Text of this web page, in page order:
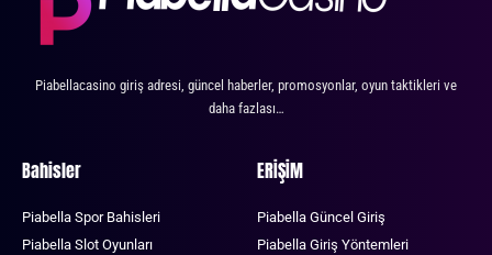
Piabellacasino giriş adresi, güncel haberler, promosyonlar, oyun taktikleri ve
daha fazlası…
Bahisler
Piabella Spor Bahisleri
Piabella Slot Oyunları
ERİŞİM
Piabella Güncel Giriş
Piabella Giriş Yöntemleri